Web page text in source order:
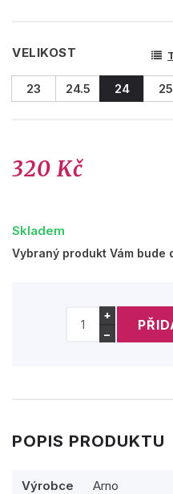
VELIKOST
23 24.5 24 25
320 Kč
Skladem
Vybraný produkt Vám bude
+
−
POPIS PRODUKTU
Výrobce Arno